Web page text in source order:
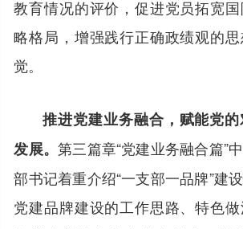
教育情况的评价，促进党员拓宽
略格局，增强践行正确政绩观的
觉。
推进党建业务融合，赋能党
发展。第三篇章“党建业务融合篇”
部书记着重介绍“一支部一品牌”建
党建品牌建设的工作思路、特色做